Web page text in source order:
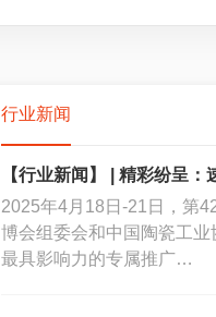
行业新闻
【行业新闻】 | 精彩纷呈
‌2025年4月18日-21日，第
博会组委会和中国陶瓷工
最具影响力的专属推广…